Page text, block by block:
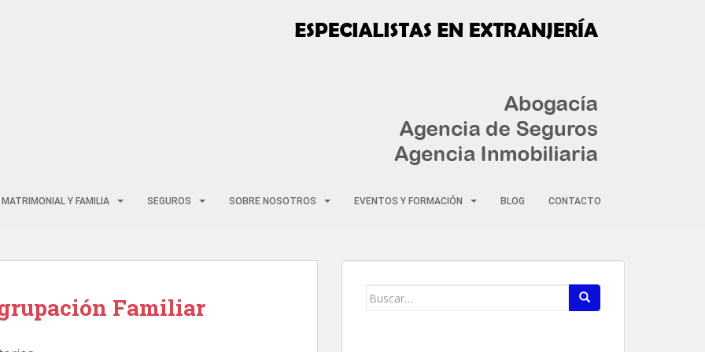
MATRIMONIAL Y FAMILIA SEGUROS SOBRE NOSOTROS EVENTOS Y FORMACIÓN BLOG CONTACTO
Familiar
Buscar: